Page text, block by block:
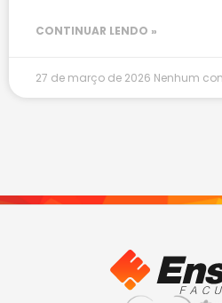
CONTINUAR LENDO »
27 de março de 2026 Nenhum